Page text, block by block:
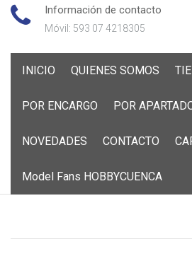
Información de contacto
Móvil: 593 07 4218305
INICIO QUIENES SOMOS
POR ENCARGO POR
NOVEDADES CONTACTO
Model Fans HOBBYCUENCA